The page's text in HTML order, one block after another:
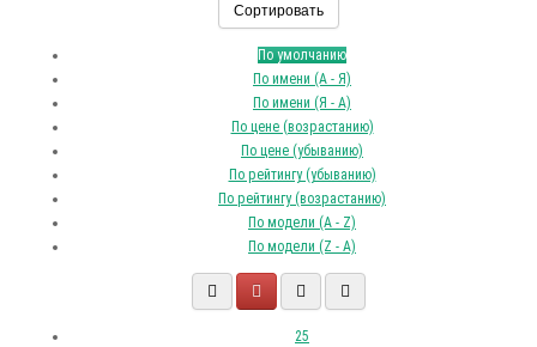
Сортировать
По умолчанию
По имени (A - Я)
По имени (Я - A)
По цене (возрастанию)
По цене (убыванию)
По рейтингу (убыванию)
По рейтингу (возрастанию)
По модели (A - Z)
По модели (Z - A)
25